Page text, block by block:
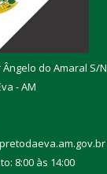
do Amaral S/N
- AM
8:00 às 14:00